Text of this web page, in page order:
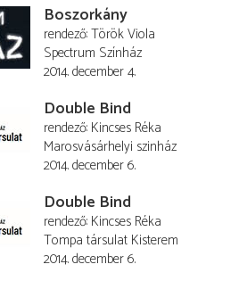
Boszorkány
rendező Török Viola
Spectrum Színház
2014. december 4.
Double Bind
rendező Kincses Réka
Marosvásárhelyi szinház
2014. december 6.
Double Bind
rendező Kincses Réka
Tompa társulat Kisterem
2014. december 6.